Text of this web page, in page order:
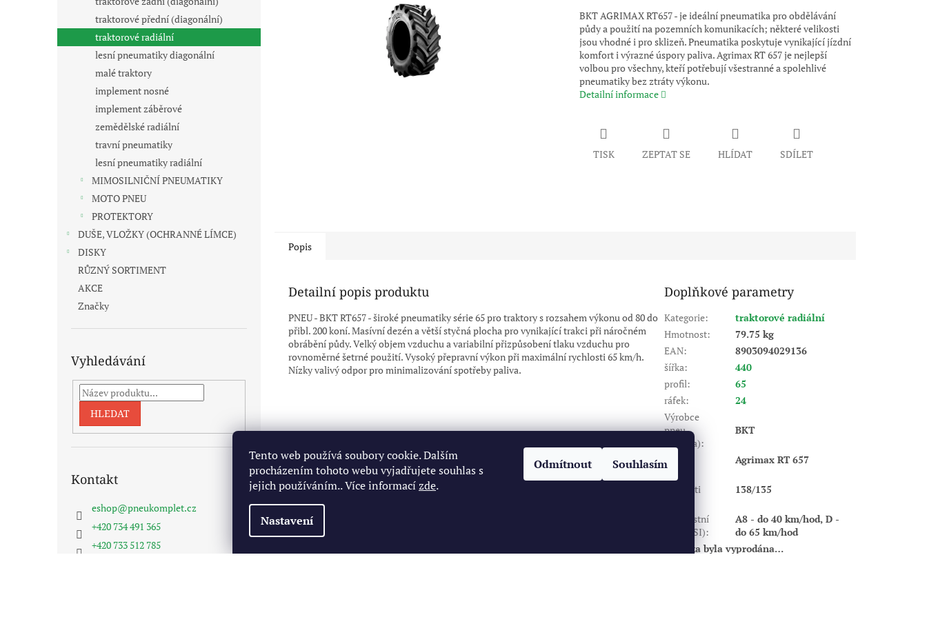
Tento web používá soubory cookie. Dalším
procházením tohoto webu vyjadřujete souhlas s
jejich používáním.. Více informacízde.
Nastavení
Odmítnout Souhlasím
e
l
traktorové přední (diagonální)
traktorové radiální
lesní pneumatiky diagonální
malé traktory
implement nosné
implement záběrové
zemědělské radiální
travní pneumatiky
lesní pneumatiky radiální
MIMOSILNIČNÍ PNEUMATIKY
MOTO PNEU
PROTEKTORY
DUŠE, VLOŽKY (OCHRANNÉ LÍMCE)
DISKY
RŮZNÝ SORTIMENT
AKCE
Značky
Vyhledávání
HLEDAT
Kontakt
eshop@pneukomplet.cz
+420 734 491 365
+420 733 512 785
BKT AGRIMAX RT657 - je ideální pneumatika pro obdělávání
půdy a použití na pozemních komunikacích; některé velikosti
jsou vhodné i pro sklizeň. Pneumatika poskytuje vynikající jízdní
komfort i výrazné úspory paliva. Agrimax RT 657 je nejlepší
volbou pro všechny, kteří potřebují všestranné a spolehlivé
pneumatiky bez ztráty výkonu.
Detailní informace
TISK ZEPTAT SE HLÍDAT SDÍLET
Popis
Detailní popis produktu
PNEU - BKT RT657 - široké pneumatiky série 65 pro traktory s rozsahem výkonu od 80 do
přibl. 200 koní. Masívní dezén a větší styčná plocha pro vynikající trakci při náročném
obrábění půdy. Velký objem vzduchu a variabilní přizpůsobení tlaku vzduchu pro
rovnoměrné šetrné použití. Vysoký přepravní výkon při maximální rychlosti 65 km/h.
Nízky valivý odpor pro minimalizování spotřeby paliva.
Doplňkové parametry
Kategorie:
traktorové radiální
Hmotnost:
79.75 kg
EAN:
8903094029136
šířka:
440
profil:
65
ráfek:
24
Výrobce
pneu
(značka):
BKT
Dezén
Agrimax RT 657
Index
nosnosti
138/135
Rychlostní
index (SI):
A8 - do 40 km/hod, D -
do 65 km/hod
Položka byla vyprodána…